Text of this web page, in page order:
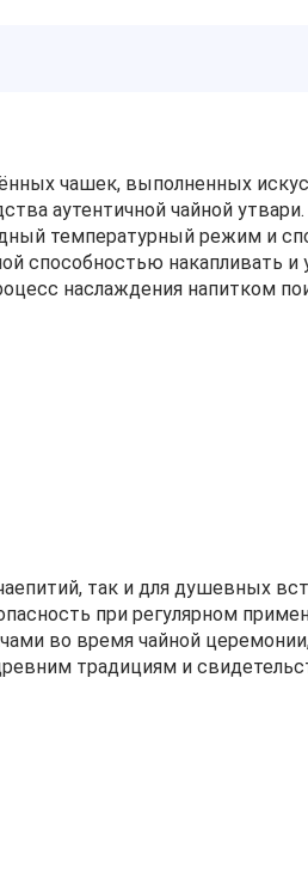
чашек, выполненных
аутентичной чайной
температурный режим и
способностью накапливать
наслаждения напитком
так и для душевных
при регулярном
во время чайной
традициям и